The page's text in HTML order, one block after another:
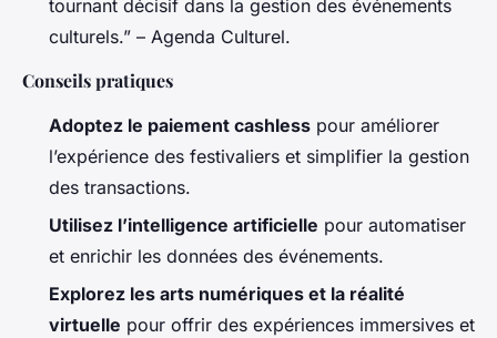
tournant décisif dans la gestion des événements
culturels.” – Agenda Culturel.
Conseils pratiques
Adoptez le paiement cashless pour améliorer
l’expérience des festivaliers et simplifier la gestion
des transactions.
Utilisez l’intelligence artificielle pour automatiser
et enrichir les données des événements.
Explorez les arts numériques et la réalité
virtuelle pour offrir des expériences immersives et